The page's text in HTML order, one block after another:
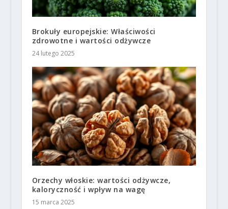
Brokuły europejskie: Właściwości
zdrowotne i wartości odżywcze
24 lutego 2025
Orzechy włoskie: wartości odżywcze,
kaloryczność i wpływ na wagę
15 marca 2025